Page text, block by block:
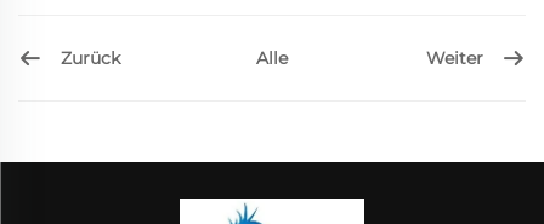
Zurück Alle Weiter